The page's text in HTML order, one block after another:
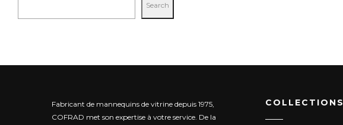
Search
Fabricant de mannequins de vitrine depuis 1975,
COFRAD met son expertise à votre service. De la
COLLECTIONS